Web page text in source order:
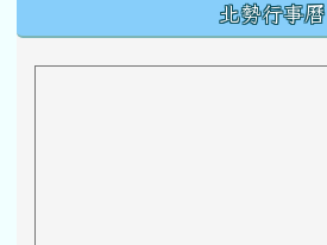
北勢行事曆